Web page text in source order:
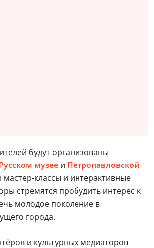
будут организованы
Русском музее и Петропавловской
мастер-классы и интерактивные
стремятся пробудить интерес к
молодое поколение в
города.
и культурных медиаторов